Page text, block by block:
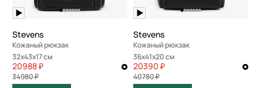
Stevens
Кожаный рюкзак
32x43x17 см
20988 ₽
34980 ₽
Stevens
Кожаный рюкзак
36x41x20 см
20390 ₽
40780 ₽